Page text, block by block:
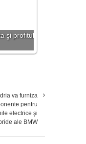
şi profitul
va furniza
pentru
electrice şi
ale BMW